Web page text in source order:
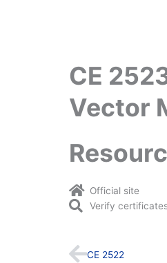
CE
Vector
Official site
Verify
Prev
CE 2522